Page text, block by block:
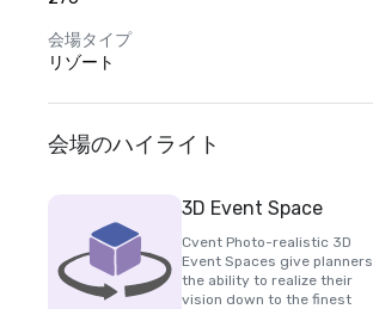
会場タイプ
リゾート
会場のハイライト
3D Event Space
Cvent Photo-realistic 3D
Event Spaces give planners
the ability to realize their
vision down to the finest